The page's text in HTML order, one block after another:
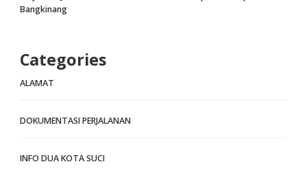
Bangkinang
Categories
ALAMAT
DOKUMENTASI PERJALANAN
INFO DUA KOTA SUCI